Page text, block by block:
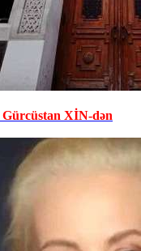
Gürcüstan XİN-dən